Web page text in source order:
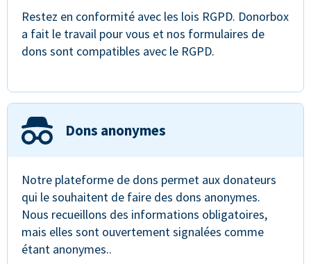
Restez en conformité avec les lois RGPD. Donorbox
a fait le travail pour vous et nos formulaires de
dons sont compatibles avec le RGPD.
Dons anonymes
Notre plateforme de dons permet aux donateurs
qui le souhaitent de faire des dons anonymes.
Nous recueillons des informations obligatoires,
mais elles sont ouvertement signalées comme
étant anonymes..